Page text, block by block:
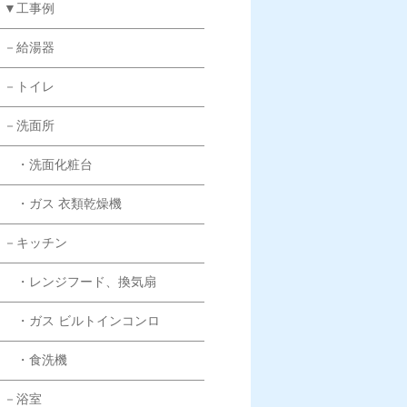
▼工事例
－給湯器
－トイレ
－洗面所
・洗面化粧台
・ガス 衣類乾燥機
－キッチン
・レンジフード、換気扇
・ガス ビルトインコンロ
・食洗機
－浴室